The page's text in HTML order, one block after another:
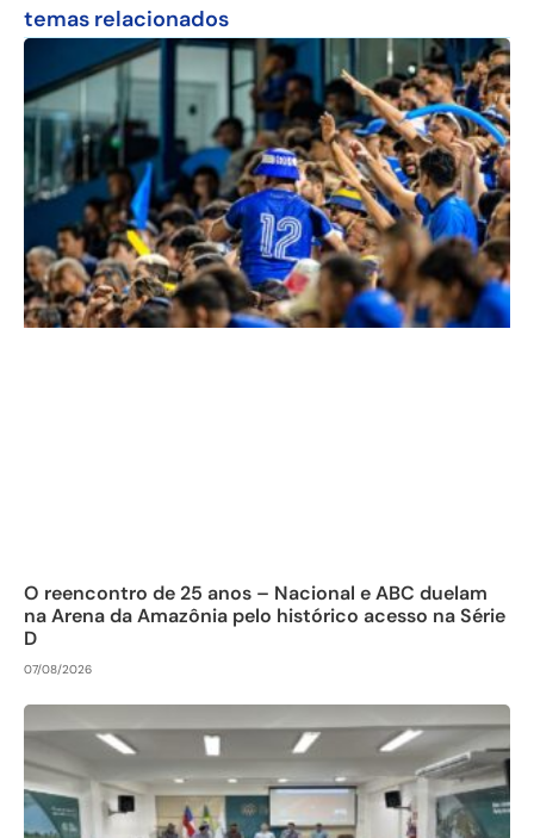
temas relacionados
O reencontro de 25 anos – Nacional e ABC duelam
na Arena da Amazônia pelo histórico acesso na Série
D
07/08/2026